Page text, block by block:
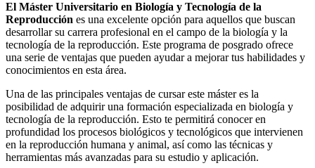
El Máster Universitario en Biología y Tecnología de la
Reproducción es una excelente opción para aquellos que buscan
desarrollar su carrera profesional en el campo de la biología y la
tecnología de la reproducción. Este programa de posgrado ofrece
una serie de ventajas que pueden ayudar a mejorar tus habilidades y
conocimientos en esta área.
Una de las principales ventajas de cursar este máster es la
posibilidad de adquirir una formación especializada en biología y
tecnología de la reproducción. Esto te permitirá conocer en
profundidad los procesos biológicos y tecnológicos que intervienen
en la reproducción humana y animal, así como las técnicas y
herramientas más avanzadas para su estudio y aplicación.